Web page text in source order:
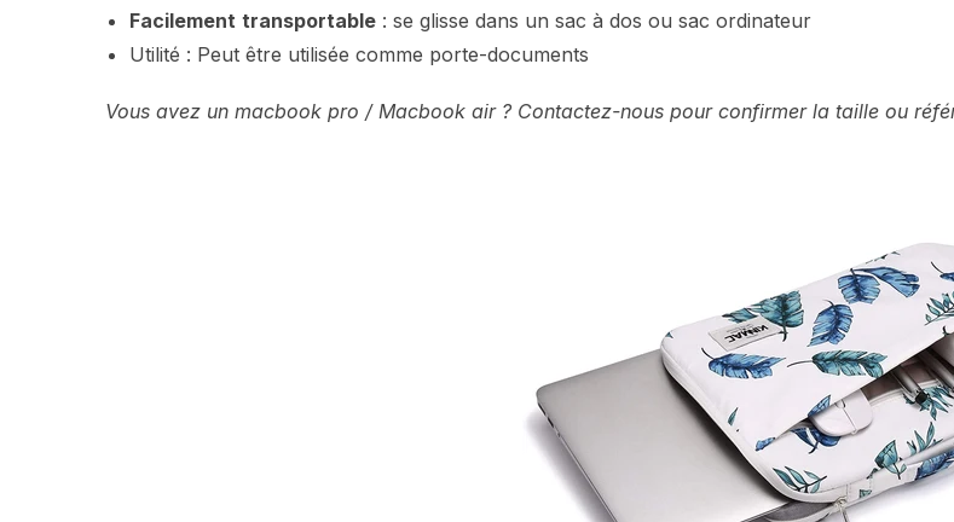
Facilement transportable : se glisse dans un sac à dos ou sac ordinateur
Utilité : Peut être utilisée comme porte-documents
Vous avez un macbook pro / Macbook air ? Contactez-nous pour confirmer la taille ou